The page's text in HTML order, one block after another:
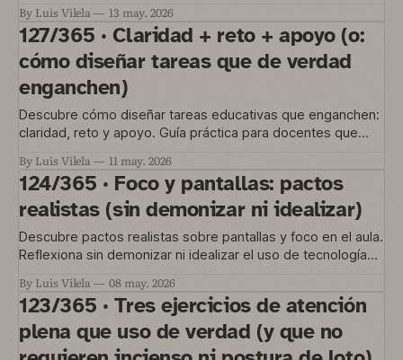
By Luis Vilela 13 may. 2026
127/365 · Claridad + reto + apoyo (o:
cómo diseñar tareas que de verdad
enganchen)
Descubre cómo diseñar tareas educativas que enganchen:
claridad, reto y apoyo. Guía práctica para docentes que
By Luis Vilela 11 may. 2026
124/365 · Foco y pantallas: pactos
realistas (sin demonizar ni idealizar)
Descubre pactos realistas sobre pantallas y foco en el aula.
Reflexiona sin demonizar ni idealizar el uso de tecnología
By Luis Vilela 08 may. 2026
123/365 · Tres ejercicios de atención
plena que uso de verdad (y que no